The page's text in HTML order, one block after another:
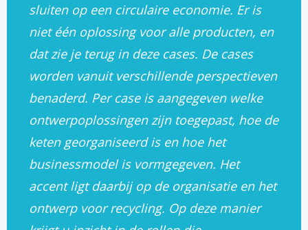
sluiten op een circulaire economie. Er is
niet één oplossing voor alle producten, en
dat zie je terug in deze cases. De cases
worden vanuit verschillende perspectieven
benaderd. Per case is aangegeven welke
ontwerpoplossingen zijn toegepast, hoe de
keten georganiseerd is en hoe het
businessmodel is vormgegeven. Het
accent ligt daarbij op de organisatie en het
ontwerp voor recycling. Op deze manier